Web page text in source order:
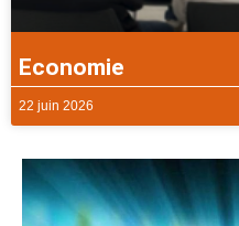
Economie
22 juin 2026